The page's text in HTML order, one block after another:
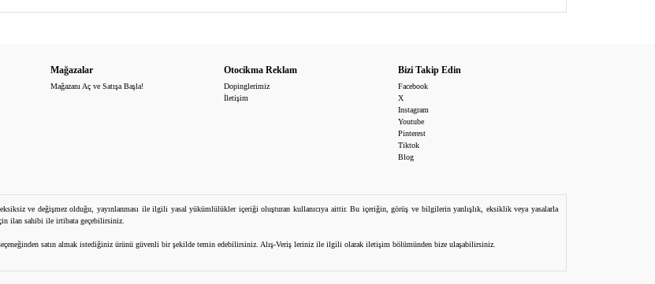
Mağazalar
Mağazanı Aç ve Satışa Başla!
Otocikma Reklam
Dopinglerimiz
İletişim
Bizi Takip Edin
Facebook
X
Instagram
Youtube
Pinterest
Tiktok
Blog
ve değişmez olduğu, yayınlanması ile ilgili yasal yükümlülükler içeriği oluşturan kullanıcıya aittir. Bu içeriğin, görüş ve bilgilerin yanlışlık, eksiklik veya yasalarla
ilan sahibi ile irtibata geçebilirsiniz.
satın almak istediğiniz ürünü güvenli bir şekilde temin edebilirsiniz. Alış-Veriş leriniz ile ilgili olarak iletişim bölümünden bize ulaşabilirsiniz.